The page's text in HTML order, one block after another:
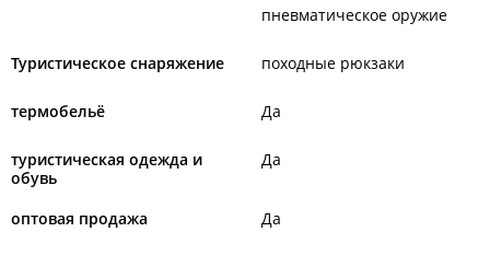
пневматическое оружие
Туристическое снаряжение походные рюкзаки
термобельё Да
туристическая одежда и
обувь
Да
оптовая продажа Да